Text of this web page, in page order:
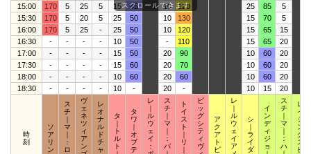
15:00
170 5 25 5 15 45 10 120 25 85
5
15:30
170 5 20 5 25 50 10 130 15 70
5
16:00
170 5 25 - 25 50 10 120 15 65
15
16:30
- - - - 10 50 - 110 15 65
20
17:00
- - - - 15 50 20 90 10 60
20
17:30
- - - - 15 60 20 70 10 60
20
18:00
- - - - 10 60 20 60 10 60
20
18:30
- - - - 10 - 20 - 10 15 20
時
刻
ソ
ア
リ
ン
ス
チ
｜
マ
｜
：
ロ
ヴ
ェ
ネ
ツ
ィ
ア
ン
レ
オ
ナ
ル
ド
チ
ャ
タ
｜
ト
ル
ト
タ
ワ
｜
オ
ブ
テ
レ
｜
ル
ウ
ェ
イ
：
ス
チ
｜
マ
｜
：
パ
ト
イ
ス
ト
｜
リ
｜
ビ
ッ
グ
シ
テ
ィ
ヴ
ア
ク
ア
ト
ピ
レ
｜
ル
ウ
ェ
イ
ア
シ
｜
ラ
イ
ダ
イ
ン
デ
ィ
ジ
ョ
ス
チ
｜
マ
｜
：
ハ
レ
イ
ジ
ン
グ
ス
ピ
スクロールできます